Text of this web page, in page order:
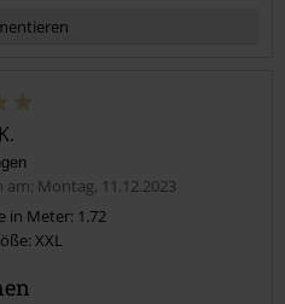
am: Montag, 11.12.2023
in Meter: 1.72
XXL